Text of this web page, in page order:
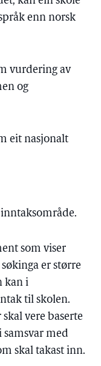
enn norsk
vurdering av
og
eit nasjonalt
som viser
er større
kan i
til skolen.
vere baserte
samsvar med
skal takast inn.